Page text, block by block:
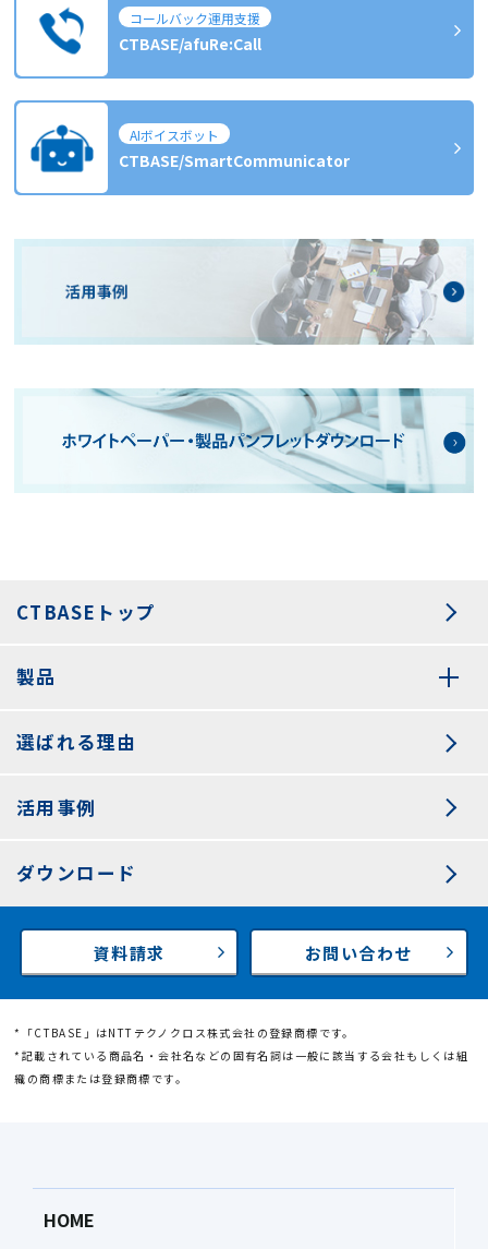
コールバック運用支援
CTBASE/afuRe:Call
AIボイスボット
CTBASE/SmartCommunicator
CTBASEトップ
製品
選ばれる理由
活用事例
ダウンロード
資料請求 お問い合わせ
*「CTBASE」はNTTテクノクロス株式会社の登録商標です。
*記載されている商品名・会社名などの固有名詞は一般に該当する会社もしくは組
織の商標または登録商標です。
HOME